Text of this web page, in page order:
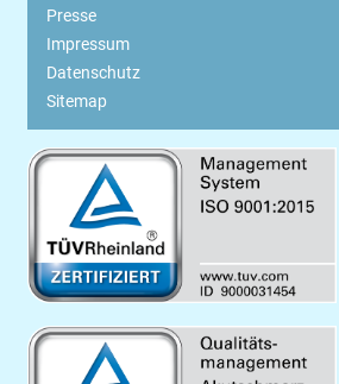
Presse
Impressum
Datenschutz
Sitemap